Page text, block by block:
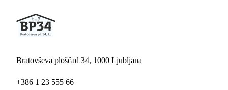
Bratovševa ploščad 34, 1000 Ljubljana
+386 1 23 555 66